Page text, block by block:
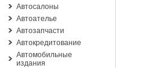
Автосалоны
Автоателье
Автозапчасти
Автокредитование
Автомобильные
издания